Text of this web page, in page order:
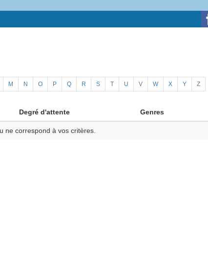
M N O P Q R S T U V W X Y Z
Degré d'attente Genres
ne correspond à vos critères.